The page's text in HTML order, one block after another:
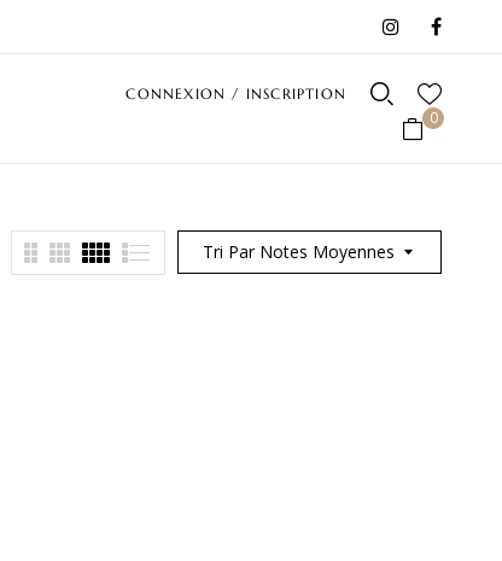
CONNEXION / INSCRIPTION
0
Tri Par Notes Moyennes